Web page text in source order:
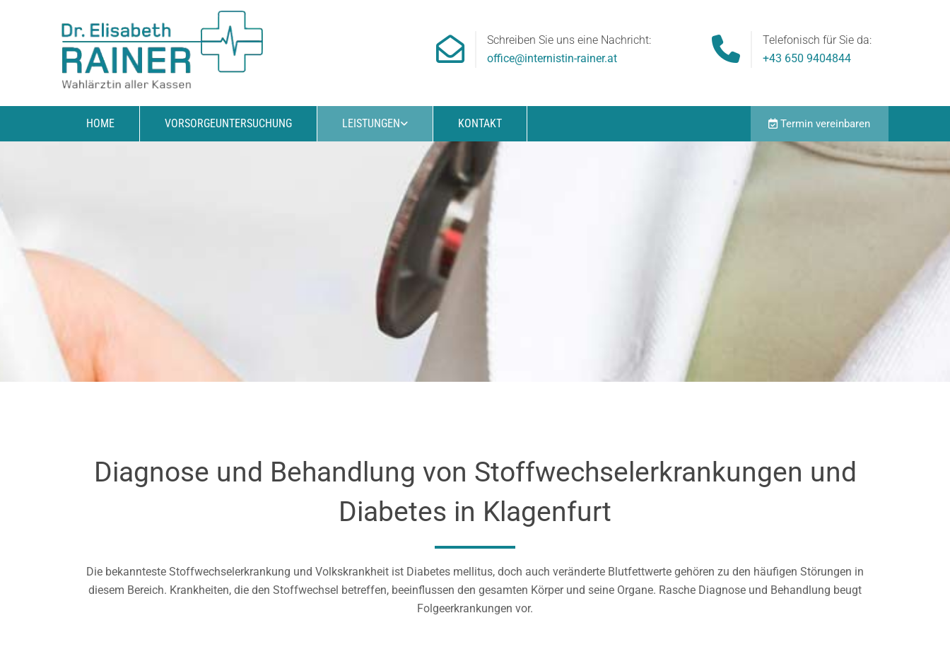

Schreiben Sie uns eine Nachricht:
office@internistin-rainer.at

Telefonisch für Sie da:
+43 650 9404844
HOME VORSORGEUNTERSUCHUNG LEISTUNGEN KONTAKT  Termin vereinbaren
Diagnose und Behandlung von Stoffwechselerkrankungen und
Diabetes in Klagenfurt
Die bekannteste Stoffwechselerkrankung und Volkskrankheit ist Diabetes mellitus, doch auch veränderte Blutfettwerte gehören zu den häufigen Störungen in
diesem Bereich. Krankheiten, die den Stoffwechsel betreffen, beeinflussen den gesamten Körper und seine Organe. Rasche Diagnose und Behandlung beugt
Folgeerkrankungen vor.